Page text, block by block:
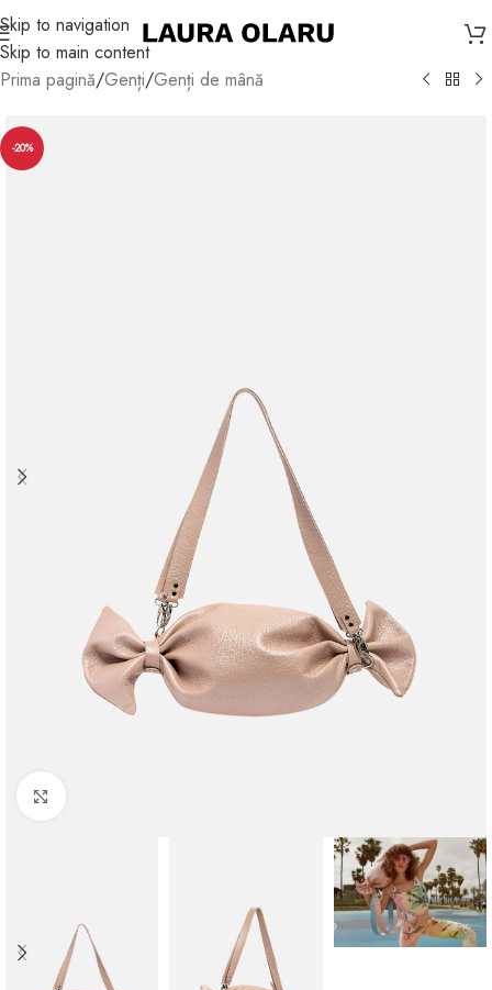
Skip to navigation
Skip to main content
Prima pagină/Genți/Genți de mână
-20%